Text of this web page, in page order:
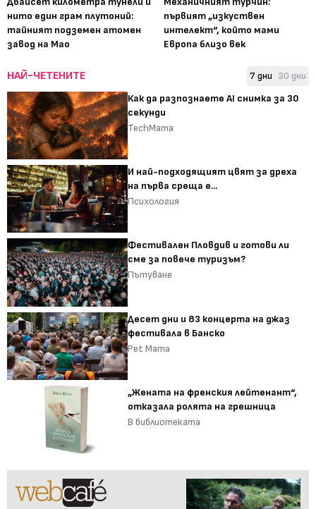
нито един грам плутоний:
тайният подземен атомен
завод на Мао
първият „изкуствен
интелект“, който мами
Европа близо век
НАЙ-ЧЕТЕНИТЕ 7 дни 30 дни
Как да разпознаете AI снимка за 30
секунди
TechMama
И най-подходящият цвят за дреха
на първа среща е...
Психология
Фестивален Пловдив и готови ли
сме за повече туризъм?
Пътуване
Десет дни и 83 концерта на джаз
фестивала в Банско
Pet Mama
„Жената на френския лейтенант“,
отказала ролята на грешница
В библиотеката